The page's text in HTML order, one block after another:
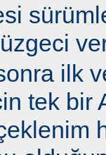
ilk
tek bir